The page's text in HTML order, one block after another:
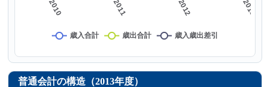
普通会計の構造（2013年度）